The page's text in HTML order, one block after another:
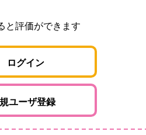
と評価ができます
ログイン
ユーザ登録